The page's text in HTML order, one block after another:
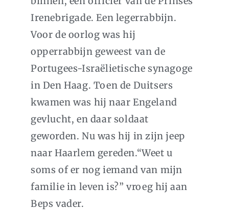
Irenebrigade. Een legerrabbijn.
Voor de oorlog was hij
opperrabbijn geweest van de
Portugees-Israëlietische synagoge
in Den Haag. Toen de Duitsers
kwamen was hij naar Engeland
gevlucht, en daar soldaat
geworden. Nu was hij in zijn jeep
naar Haarlem gereden.“Weet u
soms of er nog iemand van mijn
familie in leven is?” vroeg hij aan
Beps vader.